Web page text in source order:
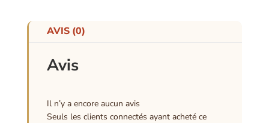
AVIS (0)
Avis
Il n’y a encore aucun avis
Seuls les clients connectés ayant acheté ce